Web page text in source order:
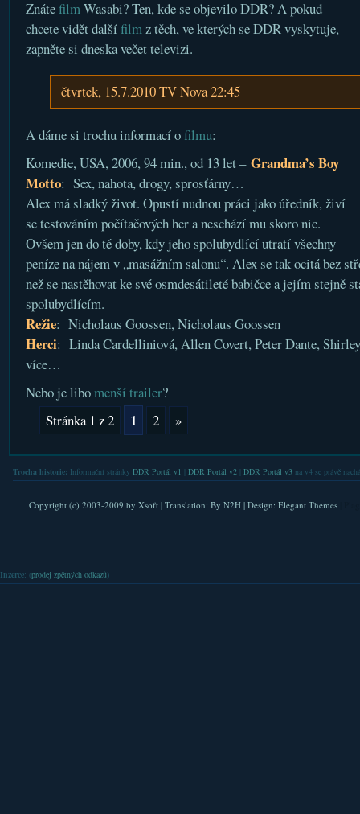
ZnátefilmWasabi? Ten, kde se objevilo DDR? A pokud
chcete vidět dalšífilmz těch, ve kterých se DDR vyskytuje,
zapněte si dneska večet televizi.
čtvrtek, 15.7.2010 TV Nova 22:45
A dáme si trochu informací ofilmu:
Komedie, USA, 2006, 94 min., od 13 let – Grandma’s Boy
Motto: Sex, nahota, drogy, sprosťárny…
Alex má sladký život. Opustí nudnou práci jako úředník, živí
se testováním počítačových her a neschází mu skoro nic.
Ovšem jen do té doby, kdy jeho spolubydlící utratí všechny
peníze na nájem v „masážním salonu“. Alex se tak ocitá bez
než se nastěhovat ke své osmdesátileté babičce a jejím stejně
spolubydlícím.
Režie: Nicholaus Goossen, Nicholaus Goossen
Herci: Linda Cardelliniová, Allen Covert, Peter Dante,
více…
Nebo je libomenší trailer?
Stránka 1 z 2
1 2 »
Trocha historie: Informační stránky DDR Portál v1 DDR Portál v2| DDR Portál v3na v4 se právě
Copyright (c) 2003-2009 by Xsoft| Translation: By N2H| Design: Elegant Themes
Inzerce: (prodej zpětných odkazů )